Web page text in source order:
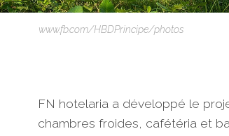
www.fb.com/HBDPrincipe/photos
FN hotelaria a développé le
chambres froides, cafétéria et